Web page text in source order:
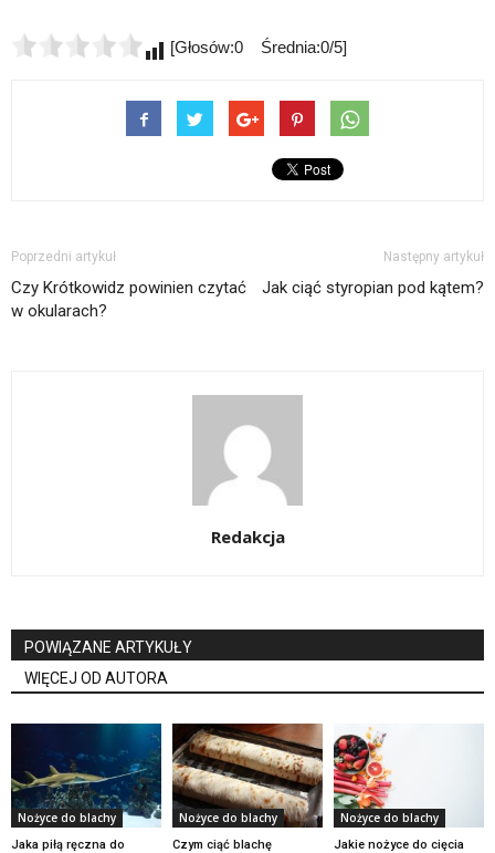
[Głosów:0 Średnia:0/5]
Poprzedni artykuł
Czy Krótkowidz powinien czytać
w okularach?
Następny artykuł
Jak ciąć styropian pod kątem?
Redakcja
POWIĄZANE ARTYKUŁY
WIĘCEJ OD AUTORA
Nożyce do blachy
Jaka piłą ręczna do
Nożyce do blachy
Czym ciąć blachę
Nożyce do blachy
Jakie nożyce do cięcia